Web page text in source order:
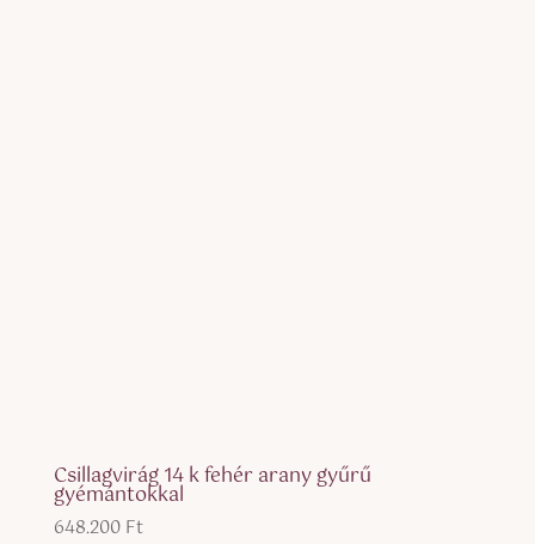
Csillagvirág 14 k fehér arany gyűrű
gyémántokkal
648.200 Ft